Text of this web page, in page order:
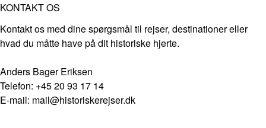
KONTAKT OS
Kontakt os med dine spørgsmål til rejser, destinationer eller
hvad du måtte have på dit historiske hjerte.
Anders Bager Eriksen
Telefon: +45 20 93 17 14
E-mail: mail@historiskerejser.dk